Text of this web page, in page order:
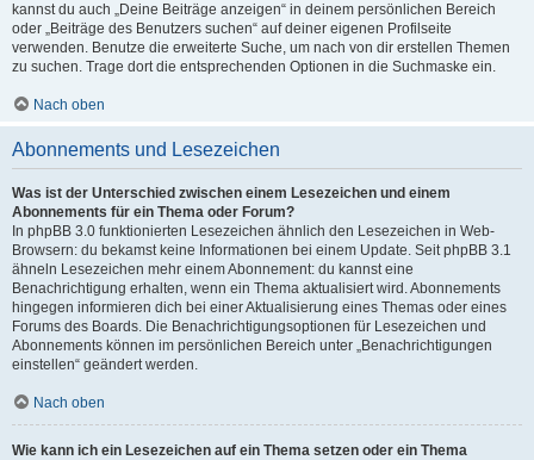
kannst du auch „Deine Beiträge anzeigen“ in deinem persönlichen Bereich
oder „Beiträge des Benutzers suchen“ auf deiner eigenen Profilseite
verwenden. Benutze die erweiterte Suche, um nach von dir erstellen Themen
zu suchen. Trage dort die entsprechenden Optionen in die Suchmaske ein.
Nach oben
Abonnements und Lesezeichen
Was ist der Unterschied zwischen einem Lesezeichen und einem
Abonnements für ein Thema oder Forum?
In phpBB 3.0 funktionierten Lesezeichen ähnlich den Lesezeichen in Web-
Browsern: du bekamst keine Informationen bei einem Update. Seit phpBB 3.1
ähneln Lesezeichen mehr einem Abonnement: du kannst eine
Benachrichtigung erhalten, wenn ein Thema aktualisiert wird. Abonnements
hingegen informieren dich bei einer Aktualisierung eines Themas oder eines
Forums des Boards. Die Benachrichtigungsoptionen für Lesezeichen und
Abonnements können im persönlichen Bereich unter „Benachrichtigungen
einstellen“ geändert werden.
Nach oben
Wie kann ich ein Lesezeichen auf ein Thema setzen oder ein Thema